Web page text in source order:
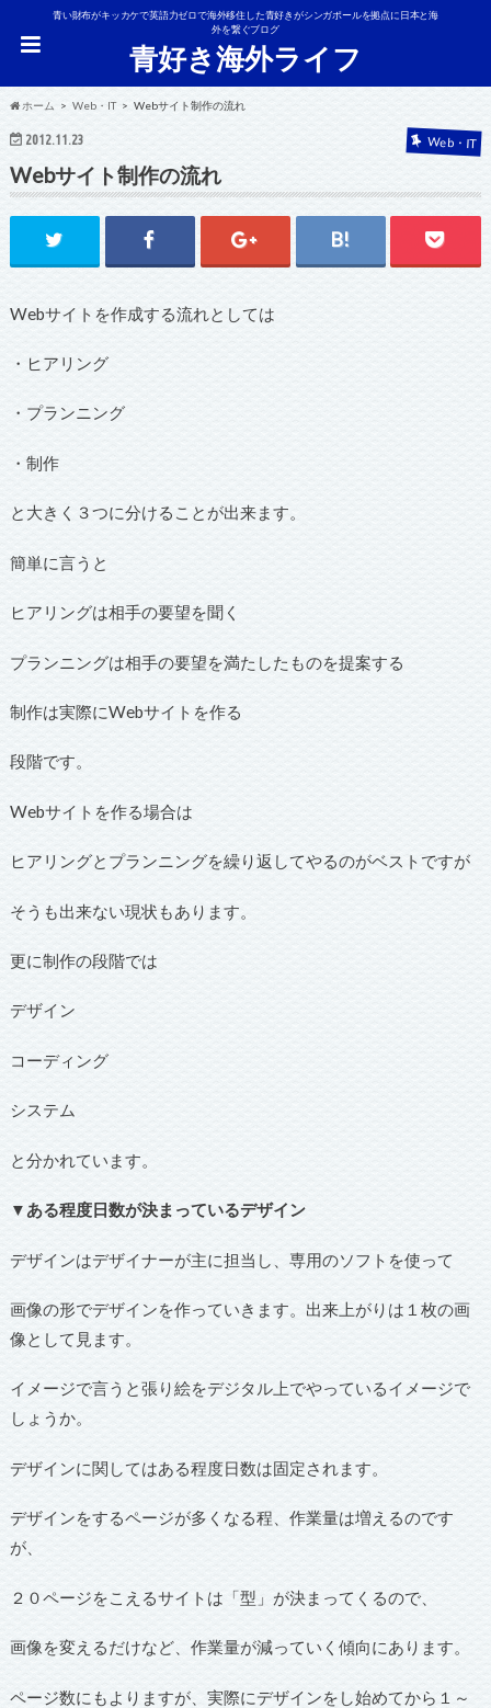
青い財布がキッカケで英語力ゼロで海外移住した青好きがシンガポールを拠点に日本と海
外を繋ぐブログ
青好き海外ライフ
ホーム Web・IT Webサイト制作の流れ
2012.11.23 Web・IT
Webサイト制作の流れ
Webサイトを作成する流れとしては
・ヒアリング
・プランニング
・制作
と大きく３つに分けることが出来ます。
簡単に言うと
ヒアリングは相手の要望を聞く
プランニングは相手の要望を満たしたものを提案する
制作は実際にWebサイトを作る
段階です。
Webサイトを作る場合は
ヒアリングとプランニングを繰り返してやるのがベストですが
そうも出来ない現状もあります。
更に制作の段階では
デザイン
コーディング
システム
と分かれています。
▼ある程度日数が決まっているデザイン
デザインはデザイナーが主に担当し、専用のソフトを使って
画像の形でデザインを作っていきます。出来上がりは１枚の画
像として見ます。
イメージで言うと張り絵をデジタル上でやっているイメージで
しょうか。
デザインに関してはある程度日数は固定されます。
デザインをするページが多くなる程、作業量は増えるのです
が、
２０ページをこえるサイトは「型」が決まってくるので、
画像を変えるだけなど、作業量が減っていく傾向にあります。
ページ数にもよりますが、実際にデザインをし始めてから１～